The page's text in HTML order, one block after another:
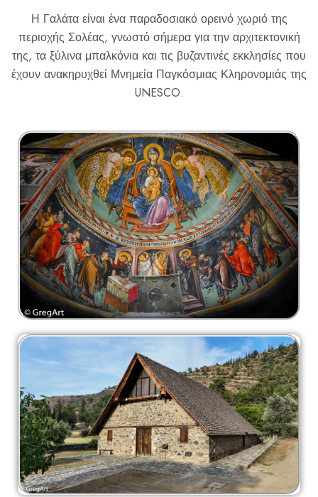
Η Γαλάτα είναι ένα παραδοσιακό ορεινό χωριό της
περιοχής Σολέας, γνωστό σήμερα για την αρχιτεκτονική
της, τα ξύλινα μπαλκόνια και τις βυζαντινές εκκλησίες που
έχουν ανακηρυχθεί Μνημεία Παγκόσμιας Κληρονομιάς της
UNESCO.